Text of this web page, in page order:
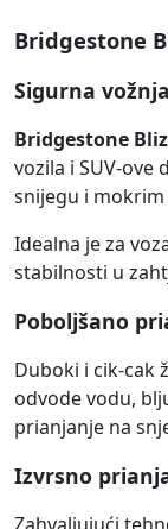
Bridgestone
Sigurna
Bridgestone
vozila i SUV-ove
snijegu i mokrim
Idealna je za
stabilnosti u
Poboljšano
Duboki i cik-cak
odvode vodu,
prianjanje na
Izvrsno